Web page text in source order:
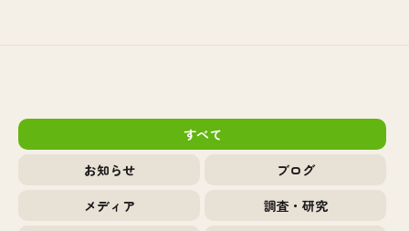
すべて
お知らせ
ブログ
メディア
調査・研究